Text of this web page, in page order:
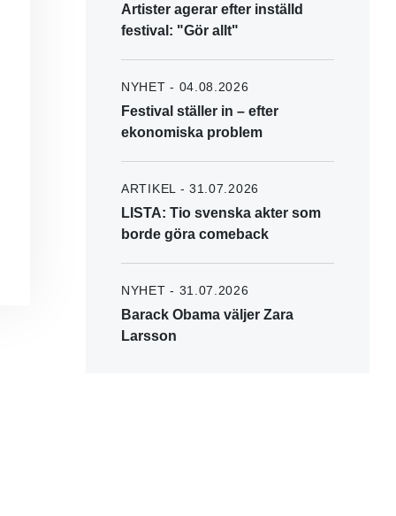
Artister agerar efter inställd
festival: "Gör allt"
NYHET - 04.08.2026
Festival ställer in – efter
ekonomiska problem
ARTIKEL - 31.07.2026
LISTA: Tio svenska akter som
borde göra comeback
NYHET - 31.07.2026
Barack Obama väljer Zara
Larsson